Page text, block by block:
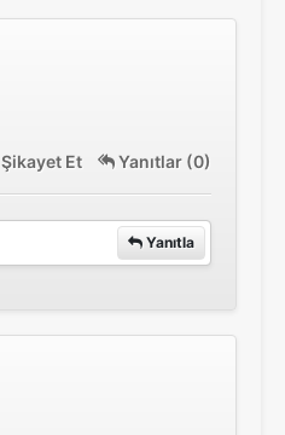
Şikayet Et Yanıtlar (0)
Yanıtla